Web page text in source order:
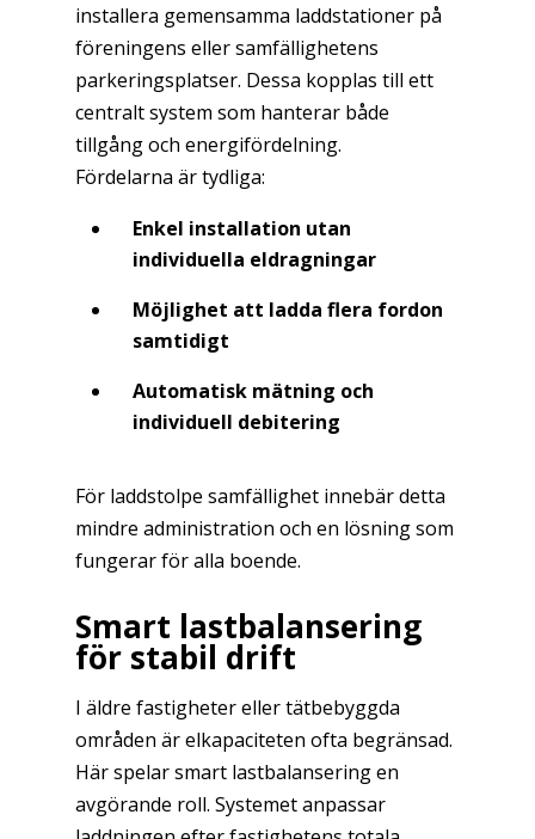
installera gemensamma laddstationer på
föreningens eller samfällighetens
parkeringsplatser. Dessa kopplas till ett
centralt system som hanterar både
tillgång och energifördelning.
Fördelarna är tydliga:
Enkel installation utan
individuella eldragningar
Möjlighet att ladda flera fordon
samtidigt
Automatisk mätning och
individuell debitering
För laddstolpe samfällighet innebär detta
mindre administration och en lösning som
fungerar för alla boende.
Smart lastbalansering
för stabil drift
I äldre fastigheter eller tätbebyggda
områden är elkapaciteten ofta begränsad.
Här spelar smart lastbalansering en
avgörande roll. Systemet anpassar